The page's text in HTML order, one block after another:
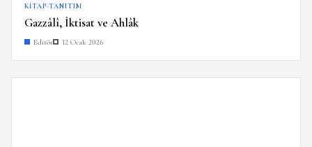
KITAP-TANITIM
Gazzâlî, İktisat ve Ahlâk
Editör 12 Ocak 2026